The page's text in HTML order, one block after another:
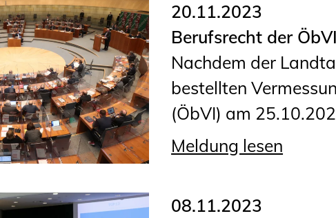
Sachkundige für
Vereinbarungen
Ingenieurkammern
20.11.2023
Berufsrecht der
Nachdem der
bestellten
(ÖbVI) am
Meldung lesen
08.11.2023